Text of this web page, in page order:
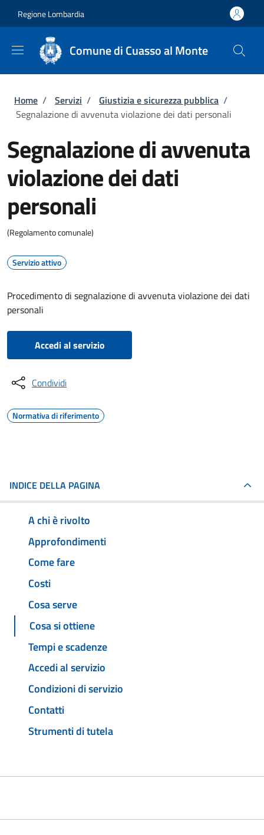
Regione Lombardia
Comune di Cuasso al Monte
Briciole di pane
Home / Servizi / Giustizia e sicurezza pubblica /
Segnalazione di avvenuta violazione dei dati personali
Segnalazione di avvenuta
violazione dei dati
personali
(Regolamento comunale)
Servizio attivo
Procedimento di segnalazione di avvenuta violazione dei dati
personali
Accedi al servizio
Condividi
Normativa di riferimento
INDICE DELLA PAGINA
A chi è rivolto
Approfondimenti
Come fare
Costi
Cosa serve
Cosa si ottiene
Tempi e scadenze
Accedi al servizio
Condizioni di servizio
Contatti
Strumenti di tutela